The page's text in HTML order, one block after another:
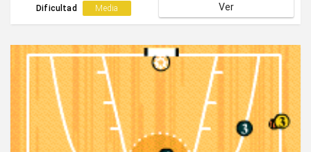
pasador se convierte en finalizador.
Dificultad Media Ver